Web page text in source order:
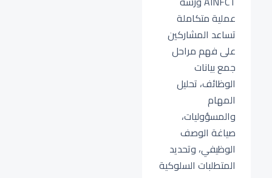
عملية متكاملة
تساعد المشاركين
على فهم مراحل
جمع بيانات
الوظائف، تحليل
المهام
والمسؤوليات،
صياغة الوصف
الوظيفي، وتحديد
المتطلبات السلوكية